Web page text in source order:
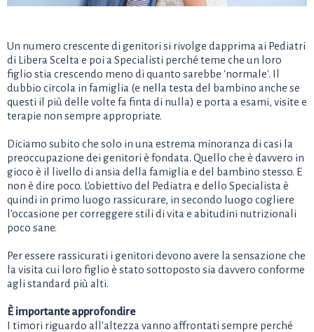
Un numero crescente di genitori si rivolge dapprima ai Pediatri
di Libera Scelta e poi a Specialisti perché teme che un loro
figlio stia crescendo meno di quanto sarebbe 'normale'. Il
dubbio circola in famiglia (e nella testa del bambino anche se
questi il più delle volte fa finta di nulla) e porta a esami, visite e
terapie non sempre appropriate.
Diciamo subito che solo in una estrema minoranza di casi la
preoccupazione dei genitori è fondata. Quello che è davvero in
gioco è il livello di ansia della famiglia e del bambino stesso. E
non è dire poco. L'obiettivo del Pediatra e dello Specialista è
quindi in primo luogo rassicurare, in secondo luogo cogliere
l'occasione per correggere stili di vita e abitudini nutrizionali
poco sane.
Per essere rassicurati i genitori devono avere la sensazione che
la visita cui loro figlio è stato sottoposto sia davvero conforme
agli standard più alti.
È importante approfondire
I timori riguardo all'altezza vanno affrontati sempre perché